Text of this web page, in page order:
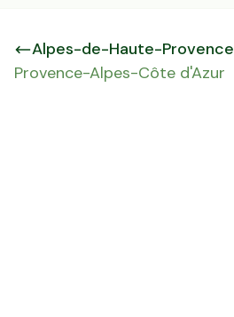
Alpes-de-Haute-Provence
Provence-Alpes-Côte d'Azur